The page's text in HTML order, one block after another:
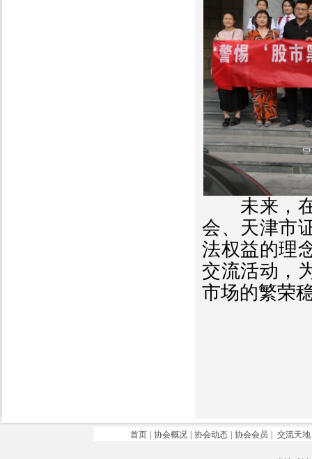
未来，在
会、天津市
法权益的理
交流活动，
市场的繁荣